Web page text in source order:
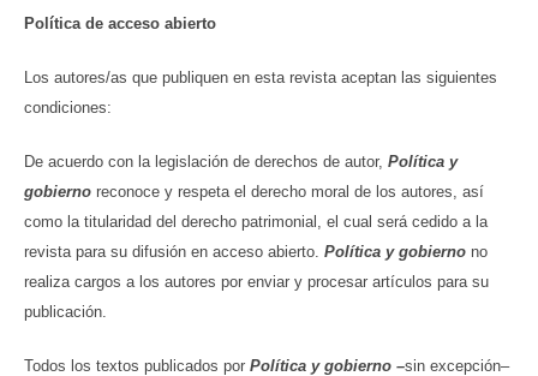
Política de acceso abierto
Los autores/as que publiquen en esta revista aceptan las siguientes
condiciones:
De acuerdo con la legislación de derechos de autor, Política y
gobierno reconoce y respeta el derecho moral de los autores, así
como la titularidad del derecho patrimonial, el cual será cedido a la
revista para su difusión en acceso abierto. Política y gobierno no
realiza cargos a los autores por enviar y procesar artículos para su
publicación.
Todos los textos publicados por Política y gobierno –sin excepción–